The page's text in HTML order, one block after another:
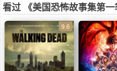
看过 《美国恐怖故事集第
9.6